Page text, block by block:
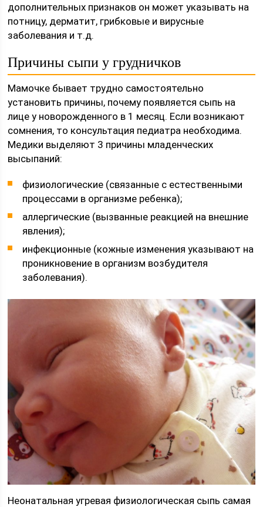
дополнительных признаков он может указывать на
потницу, дерматит, грибковые и вирусные
заболевания и т.д.
Причины сыпи у грудничков
Мамочке бывает трудно самостоятельно
установить причины, почему появляется сыпь на
лице у новорожденного в 1 месяц. Если возникают
сомнения, то консультация педиатра необходима.
Медики выделяют 3 причины младенческих
высыпаний:
физиологические (связанные с естественными
процессами в организме ребенка);
аллергические (вызванные реакцией на внешние
явления);
инфекционные (кожные изменения указывают на
проникновение в организм возбудителя
заболевания).
Неонатальная угревая физиологическая сыпь самая